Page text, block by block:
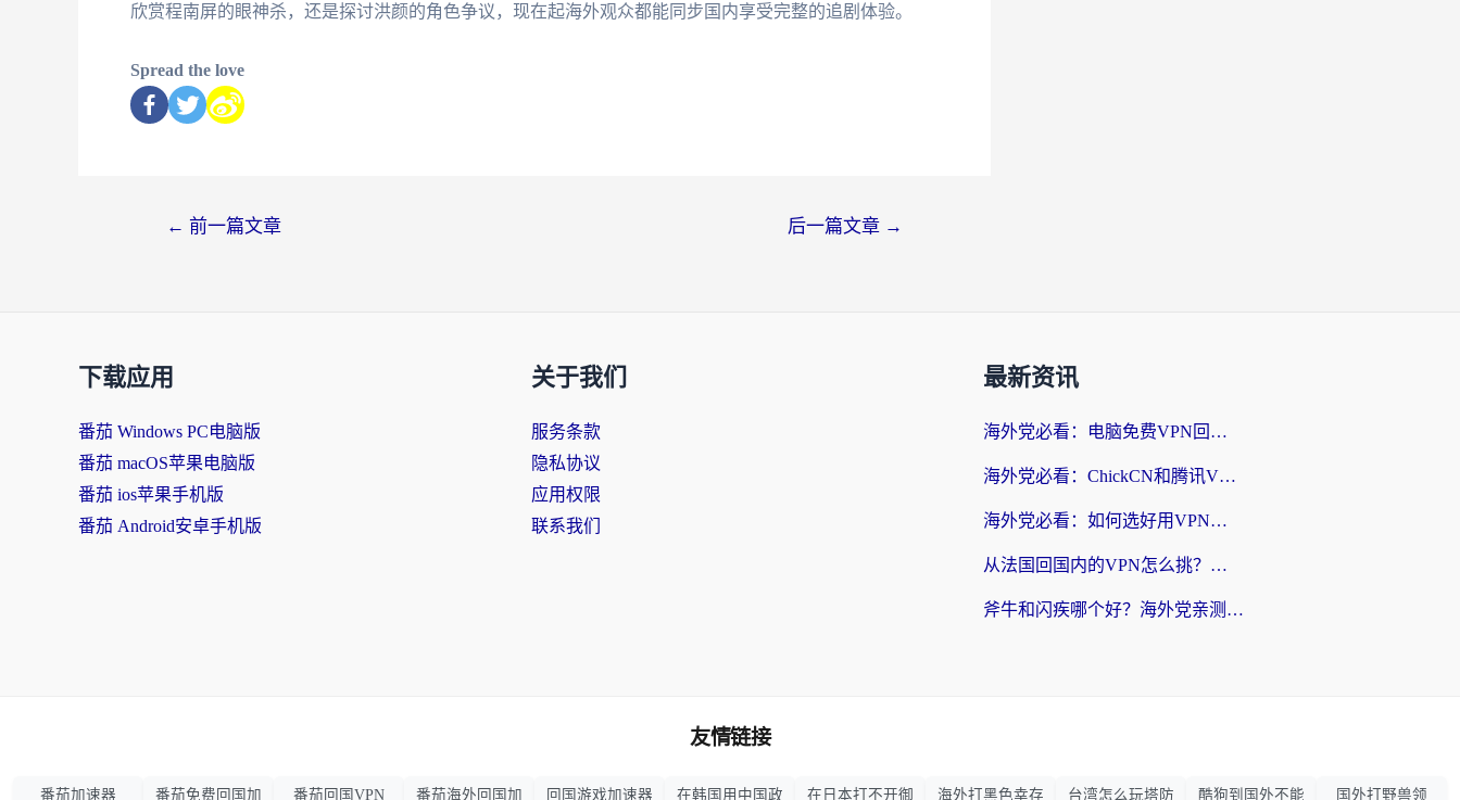
欣赏程南屏的眼神杀，还是探讨洪颜的角色争议，现在起海外观众都能同步国内享受完整的追剧体验。
Spread the love
← 前一篇文章 后一篇文章 →
下载应用
番茄 Windows PC电脑版
番茄 macOS苹果电脑版
番茄 ios苹果手机版
番茄 Android安卓手机版
关于我们
服务条款
隐私协议
应用权限
联系我们
最新资讯
海外党必看：电脑免费VPN回国真的靠谱吗？附实测对比与最优方案指南
海外党必看：ChickCN和腾讯VPN好用吗？3招选对回国加速器，告别地区限制
海外党必看：如何选好用VPN实现国内资源无缝访问？从越南到全球都适用
从法国回国内的VPN怎么挑？海外党亲测：稳定、多端、安全才是关键
斧牛和闪疾哪个好？海外党亲测3款回国加速器，教你选到不踩坑的那一款
友情链接
番茄加速器 番茄免费回国加 番茄回国VPN 番茄海外回国加 回国游戏加速器 在韩国用中国政 在日本打不开御 海外打黑色幸存 台湾怎么玩塔防 酷狗到国外不能 国外打野兽领